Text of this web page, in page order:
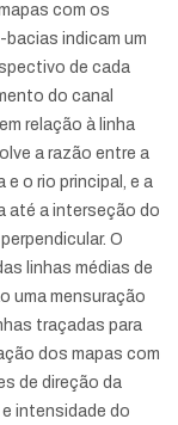
com os
indicam um
de cada
do canal
relação à linha
a razão entre a
o rio principal, e a
até a interseção do
O
linhas médias de
uma mensuração
traçadas para
dos mapas com
de direção da
intensidade do